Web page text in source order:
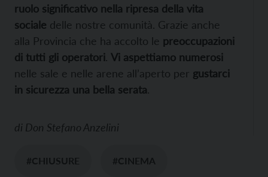
ruolo significativo nella ripresa della vita
sociale delle nostre comunità. Grazie anche
alla Provincia che ha accolto le preoccupazioni
di tutti gli operatori. Vi aspettiamo numerosi
nelle sale e nelle arene all’aperto per gustarci
in sicurezza una bella serata.
di Don Stefano Anzelini
#CHIUSURE #CINEMA